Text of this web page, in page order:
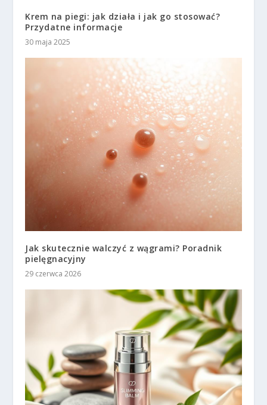
Krem na piegi: jak działa i jak go stosować?
Przydatne informacje
30 maja 2025
Jak skutecznie walczyć z wągrami? Poradnik
pielęgnacyjny
29 czerwca 2026